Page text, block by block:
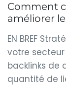
Comment
améliorer le
EN BREF
votre
backlinks de
quantité de